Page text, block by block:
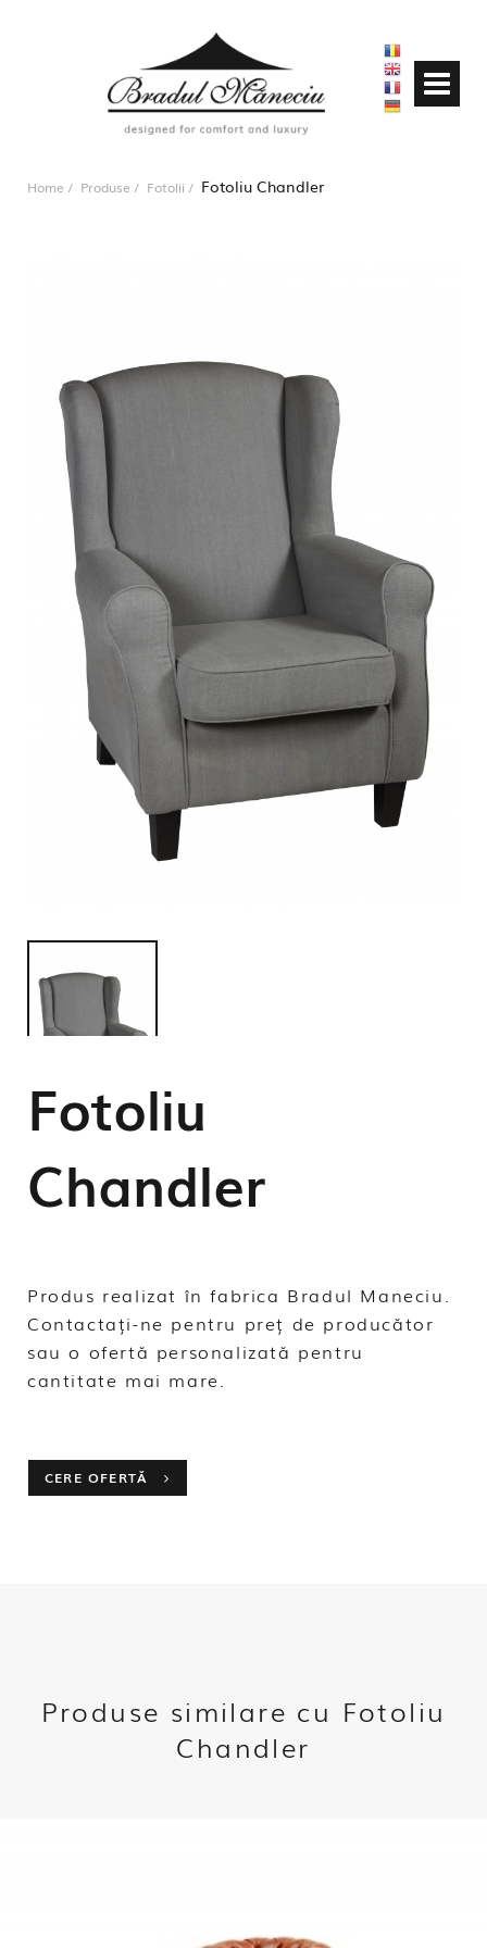
Home Produse Fotolii Fotoliu Chandler
Fotoliu
Chandler
Produs realizat în fabrica Bradul Maneciu.
Contactați-ne pentru preț de producător
sau o ofertă personalizată pentru
cantitate mai mare.
CERE OFERTĂ
Produse similare cu Fotoliu
Chandler